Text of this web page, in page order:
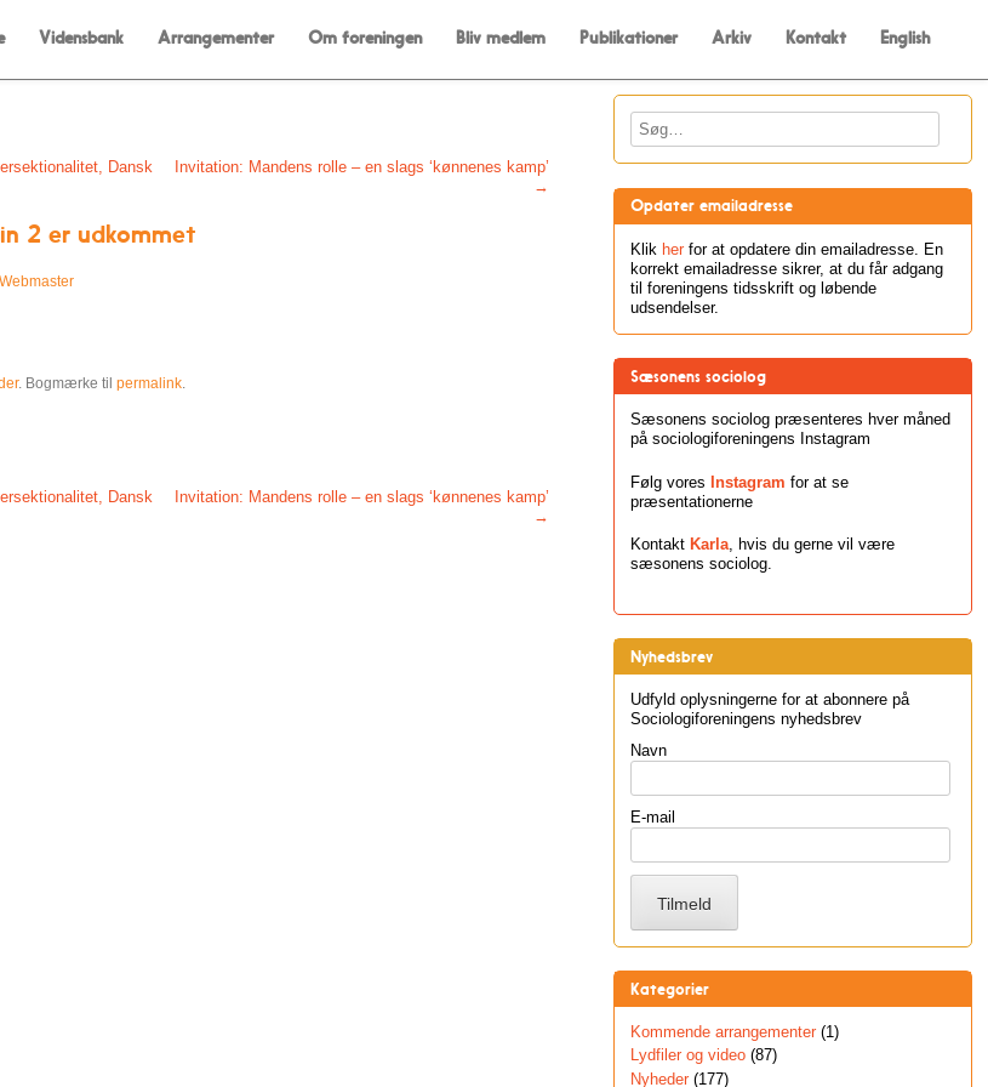
content
Vidensbank Arrangementer Om foreningen Bliv medlem Publikationer Arkiv Kontakt English
Invitation: Mandens rolle – en slags ‘kønnenes kamp’
→
Dansk
2 er udkommet
Webmaster
. Bogmærke til permalink.
Invitation: Mandens rolle – en slags ‘kønnenes kamp’
→
Dansk
Søg
Opdater emailadresse
Klik herfor at opdatere din emailadresse. En
korrekt emailadresse sikrer, at du får adgang
til foreningens tidsskrift og løbende
udsendelser.
Sæsonens sociolog
Sæsonens sociolog præsenteres hver måned
på sociologiforeningens Instagram
Følg vores Instagram for at se
præsentationerne
Kontakt Karla, hvis du gerne vil være
sæsonens sociolog.
Nyhedsbrev
Udfyld oplysningerne for at abonnere på
Sociologiforeningens nyhedsbrev
Navn
E-mail
Kategorier
Kommende arrangementer(1)
Lydfiler og video(87)
Nyheder(177)